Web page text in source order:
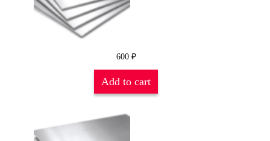
600 ₽
Add to cart